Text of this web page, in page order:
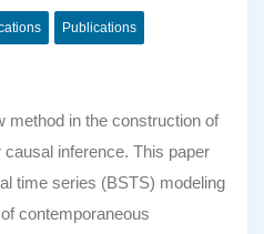
Publications
method in the construction of
inference. This paper
time series (BSTS) modeling
contemporaneous